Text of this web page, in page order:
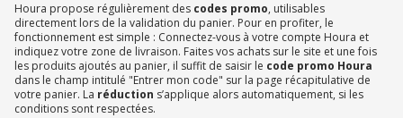
Houra propose régulièrement des codes promo, utilisables
directement lors de la validation du panier. Pour en profiter, le
fonctionnement est simple : Connectez-vous à votre compte Houra et
indiquez votre zone de livraison. Faites vos achats sur le site et une fois
les produits ajoutés au panier, il suffit de saisir le code promo Houra
dans le champ intitulé "Entrer mon code" sur la page récapitulative de
votre panier. La réduction s’applique alors automatiquement, si les
conditions sont respectées.